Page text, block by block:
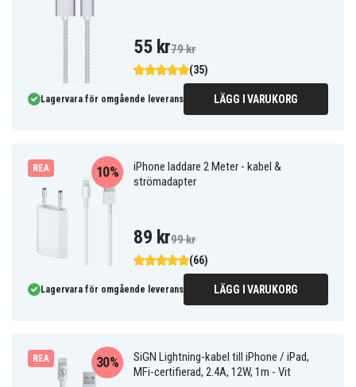
(35)
55 kr79 kr
Lagervara för omgående leverans LÄGG I VARUKORG
REA
iPhone laddare 2 Meter - kabel &
strömadapter
(66)
10%
89 kr99 kr
Lagervara för omgående leverans LÄGG I VARUKORG
REA
SiGN Lightning-kabel till iPhone / iPad,
MFi-certifierad, 2.4A, 12W, 1m - Vit
30%